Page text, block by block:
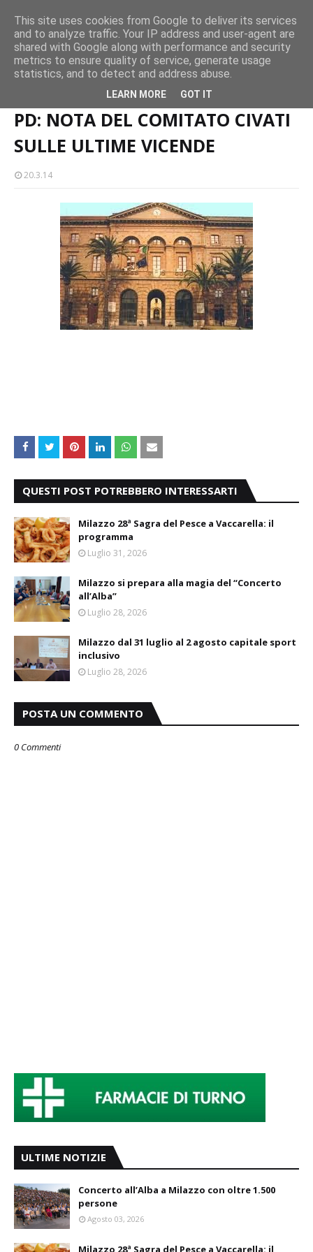
Concerto all’Alba a Milazzo con oltre 1.500 persone
CASTELLO-MILAZZO
PD: NOTA DEL COMITATO CIVATI SULLE ULTIME VICENDE
PD: NOTA DEL COMITATO CIVATI
SULLE ULTIME VICENDE
20.3.14
QUESTI POST POTREBBERO INTERESSARTI
Milazzo 28ª Sagra del Pesce a Vaccarella: il
programma
Luglio 31, 2026
Milazzo si prepara alla magia del “Concerto
all’Alba”
Luglio 28, 2026
Milazzo dal 31 luglio al 2 agosto capitale sport
inclusivo
Luglio 28, 2026
POSTA UN COMMENTO
0 Commenti
ULTIME NOTIZIE
Concerto all’Alba a Milazzo con oltre 1.500
persone
Agosto 03, 2026
Milazzo 28ª Sagra del Pesce a Vaccarella: il
This site uses cookies from Google to deliver its services
and to analyze traffic. Your IP address and user-agent are
shared with Google along with performance and security
metrics to ensure quality of service, generate usage
statistics, and to detect and address abuse.
LEARN MORE GOT IT